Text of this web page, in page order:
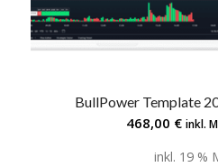
5.00
BullPower Template
468,00 € inkl.
inkl. 19 %